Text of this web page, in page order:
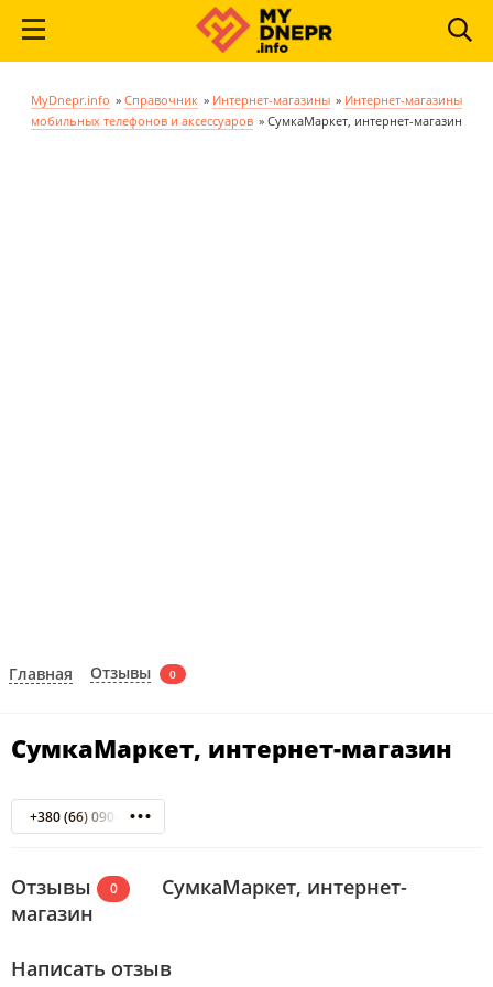
MyDnepr.info » Справочник » Интернет-магазины » Интернет-магазины
мобильных телефонов и аксессуаров » СумкаМаркет, интернет-магазин
Главная Отзывы 0
СумкаМаркет, интернет-магазин
+380 (66) 090-08-19
Отзывы 0
СумкаМаркет, интернет-
магазин
Написать отзыв